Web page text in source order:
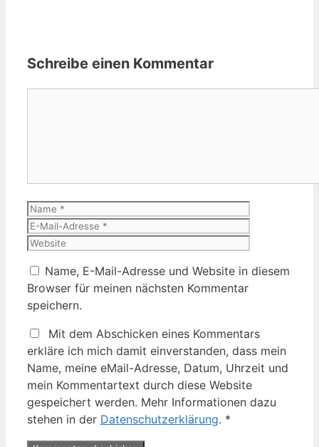
Schreibe einen Kommentar
Name
Name, E-Mail-Adresse und Website in diesem
Browser für meinen nächsten Kommentar
speichern.
Mit dem Abschicken eines Kommentars
erkläre ich mich damit einverstanden, dass mein
Name, meine eMail-Adresse, Datum, Uhrzeit und
mein Kommentartext durch diese Website
gespeichert werden. Mehr Informationen dazu
stehen in der Datenschutzerklärung. *